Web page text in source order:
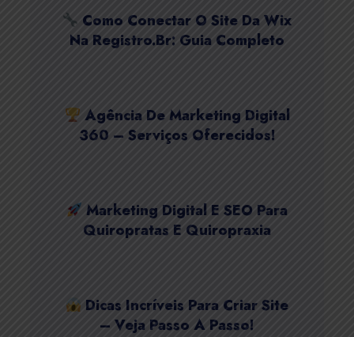
Como Conectar O Site Da Wix
Na Registro.Br: Guia Completo
Agência De Marketing Digital
360 – Serviços Oferecidos!
Marketing Digital E SEO Para
Quiropratas E Quiropraxia
Dicas Incríveis Para Criar Site
– Veja Passo A Passo!